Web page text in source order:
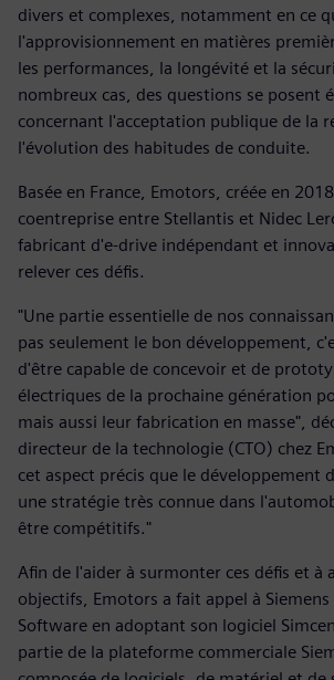
divers et complexes, notamment en ce
l'approvisionnement en matières
les performances, la longévité et la
nombreux cas, des questions se posent
concernant l'acceptation publique de la
l'évolution des habitudes de conduite.
Basée en France, Emotors, créée en
coentreprise entre Stellantis et Nidec
fabricant d'e-drive indépendant et
relever ces défis.
"Une partie essentielle de nos
pas seulement le bon développement,
d'être capable de concevoir et de
électriques de la prochaine génération
mais aussi leur fabrication en masse",
directeur de la technologie (CTO) chez
cet aspect précis que le développement
une stratégie très connue dans
être compétitifs."
Afin de l'aider à surmonter ces défis et à
objectifs, Emotors a fait appel à
Software en adoptant son logiciel
partie de la plateforme commerciale